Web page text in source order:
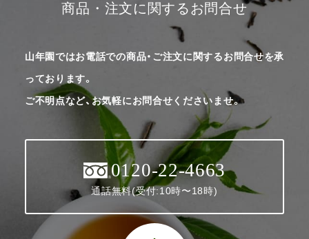
商品・注文に関するお問合せ
山年園ではお電話での商品・ご注文に関するお問合せを承
っております。
ご不明点など、お気軽にお問合せくださいませ。
0120-22-4663
通話無料(受付:10時〜18時)